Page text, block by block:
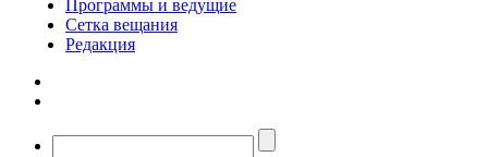
Программы и ведущие
Сетка вещания
Редакция